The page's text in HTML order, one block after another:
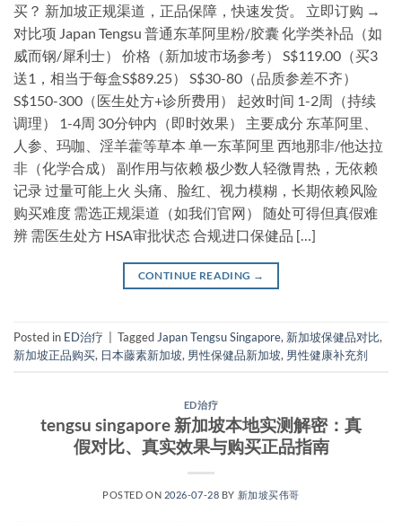
买？ 新加坡正规渠道，正品保障，快速发货。 立即订购 →
对比项 Japan Tengsu 普通东革阿里粉/胶囊 化学类补品（如
威而钢/犀利士） 价格（新加坡市场参考） S$119.00（买3
送1，相当于每盒S$89.25） S$30-80（品质参差不齐）
S$150-300（医生处方+诊所费用） 起效时间 1-2周（持续
调理） 1-4周 30分钟内（即时效果） 主要成分 东革阿里、
人参、玛咖、淫羊藿等草本 单一东革阿里 西地那非/他达拉
非（化学合成） 副作用与依赖 极少数人轻微胃热，无依赖
记录 过量可能上火 头痛、脸红、视力模糊，长期依赖风险
购买难度 需选正规渠道（如我们官网） 随处可得但真假难
辨 需医生处方 HSA审批状态 合规进口保健品 […]
CONTINUE READING →
Posted in ED治疗 Tagged Japan Tengsu Singapore, 新加坡保健品对比,
新加坡正品购买, 日本藤素新加坡, 男性保健品新加坡, 男性健康补充剂
ED治疗
tengsu singapore 新加坡本地实测解密：真
假对比、真实效果与购买正品指南
POSTED ON 2026-07-28 BY 新加坡买伟哥